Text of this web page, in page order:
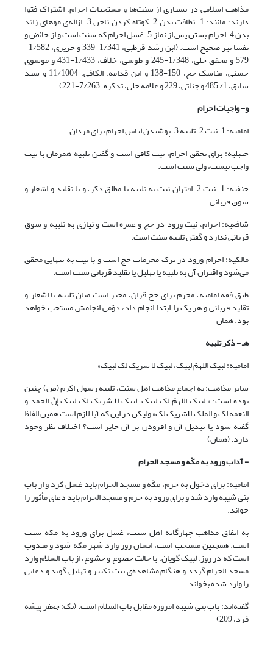
مذاهب اسلامی در بسیاری از سنت‌ها و مستحبات احرام، اشتراک فتوا
دارند؛ مانند: 1. نظافت بدن 2. کوتاه کردن ناخن 3. ازاله‌ی موهای زائد
بدن 4. احرام بستن پس از نماز 5. غسل احرام که سنت است و از حائض و
نفسا نیز صحیح است. (ابن رشد قرطبی، 1/341-339 و جزیری، 1/582-
579 و محقق حلی، 1/348-245 و طوسی، خلاف، 1/433-431 و موسوی
خمینی، مناسک حج، 150-138 و ابن قدامه، الکافی، 11/1004 و سید
سابق، 1/ 485 و جناتی، 229 و علامه حلی، تذکره، 7/263-221)
و- واجبات احرام
امامیه: 1. نیت 2. تلبیه 3. پوشیدن لباس احرام برای مردان
حنبلیه: برای تحقق احرام، نیت کافی است و گفتن تلبیه همزمان با نیت
واجب نیست، ولی سنت است.
حنفیه: 1. نیت 2. اقتران نیت به تلبیه یا مطلق ذکر، و یا تقلید و اشعار و
سوق قربانی
شافعیه: احرام، نیت ورود در حج و عمره است و نیازی به تلبیه و سوق
قربانی ندارد و گفتن تلبیه سنت است.
مالکیه: احرام ورود در ترک محرمات حج است و با نیت به تنهایی محقق
می‌شود و اقتران آن به تلبیه یا تهلیل یا تقلید قربانی سنت است.
طبق فقه امامیه، محرم برای حج قران، مخیر است میان تلبیه یا اشعار و
تقلید قربانی و هر یک را ابتدا انجام داد، دوّمی انجامش مستحب خواهد
بود. همان
هـ - ذکر تلبیه
امامیه: لبیک اللهمّ لبیک، لبیک لا شریک لک لبیک»
سایر مذاهب: به اجماع مذاهب اهل سنت، تلبیه رسول اکرم (ص) چنین
بوده است: « لبیک اللهمّ لک لبیک، لبیک لا شریک لک لبیک إنّ الحمد و
النعمة لک و الملک لاشریک لک» ولیکن در این که آیا لازم است همین الفاظ
گفته شود یا تبدیل آن و افزودن بر آن جایز است؟ اختلاف نظر وجود
دارد. (همان)
- آداب ورود به مکّه و مسجد الحرام
امامیه: برای دخول به حرم، مکّه و مسجد الحرام باید غسل کرد و از باب
بنی شیبه وارد شد و برای ورود به حرم و مسجد الحرام باید دعای مأثور را
خواند.
به اتفاق مذاهب چهارگانه اهل سنت، غسل برای ورود به مکه سنت
است. همچنین مستحب است، انسان روز وارد شهر مکه شود و مندوب
است که در روز، لبیک گویان، با حالت خضوع و خشوع، از باب السلام وارد
مسجد الحرام گردد و هنگام مشاهده‌ی بیت تکبیر و تهلیل گوید و دعایی
را وارد شده بخواند.
گفته‌اند: باب بنی شیبه امروزه مقابل باب السلام است. (نک: جعفر پیشه
فرد، 209)